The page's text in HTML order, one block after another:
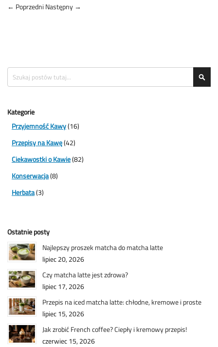
← Poprzedni Następny →
Search
Kategorie
Przyjemność Kawy(16)
Przepisy na Kawę(42)
Ciekawostki o Kawie(82)
Konserwacja(8)
Herbata(3)
Ostatnie posty
Najlepszy proszek matcha do matcha latte
lipiec 20, 2026
Czy matcha latte jest zdrowa?
lipiec 17, 2026
Przepis na iced matcha latte: chłodne, kremowe i proste
lipiec 15, 2026
Jak zrobić French coffee? Ciepły i kremowy przepis!
czerwiec 15, 2026